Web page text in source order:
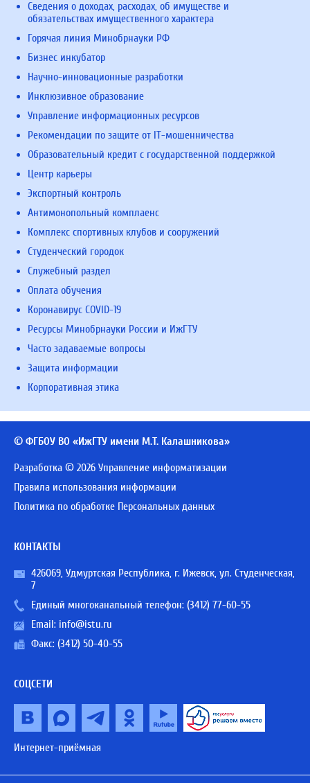
Сведения о доходах, расходах, об имуществе и
обязательствах имущественного характера
Горячая линия Минобрнауки РФ
Бизнес инкубатор
Научно-инновационные разработки
Инклюзивное образование
Управление информационных ресурсов
Рекомендации по защите от IT-мошенничества
Образовательный кредит с государственной поддержкой
Центр карьеры
Экспортный контроль
Антимонопольный комплаенс
Комплекс спортивных клубов и сооружений
Студенческий городок
Служебный раздел
Оплата обучения
Коронавирус COVID-19
Ресурсы Минобрнауки России и ИжГТУ
Часто задаваемые вопросы
Защита информации
Корпоративная этика
© ФГБОУ ВО «ИжГТУ имени М.Т. Калашникова»
Разработка © 2026 Управление информатизации
Правила использования информации
Политика по обработке Персональных данных
КОНТАКТЫ
426069, Удмуртская Республика, г. Ижевск, ул. Студенческая,
7
Единый многоканальный телефон: (3412) 77-60-55
Email: info@istu.ru
Факс: (3412) 50-40-55
СОЦСЕТИ
Интернет-приёмная